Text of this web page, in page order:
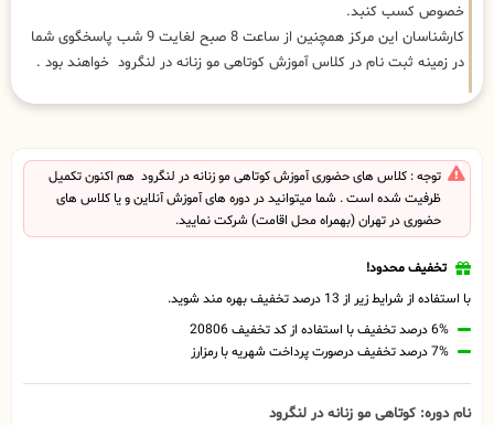
خصوص کسب کنبد.
کارشناسان این مرکز همچنین از ساعت 8 صبح لغایت 9 شب پاسخگوی شما
در زمینه ثبت نام در کلاس آموزش کوتاهی مو زنانه در لنگرود خواهند بود .
توجه : کلاس های حضوری آموزش کوتاهی مو زنانه در لنگرود هم اکنون تکمیل
ظرفیت شده است . شما میتوانید در دوره های آموزش آنلاین و یا کلاس های
حضوری در تهران (بهمراه محل اقامت) شرکت نمایید.
تخفیف محدود!
با استفاده از شرایط زیر از 13 درصد تخفیف بهره مند شوید.
6% درصد تخفیف با استفاده از کد تخفیف 20806
7% درصد تخفیف درصورت پرداخت شهریه با رمزارز
نام دوره: کوتاهی مو زنانه در لنگرود